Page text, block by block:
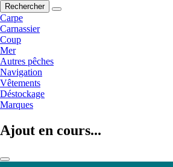
Rechercher
Carpe
Carnassier
Coup
Mer
Autres pêches
Navigation
Vêtements
Déstockage
Marques
Ajout en cours...